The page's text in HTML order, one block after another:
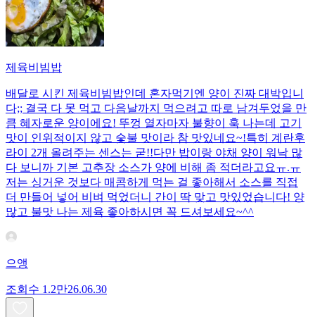
제육비빔밥
배달로 시킨 제육비빔밥인데 혼자먹기엔 양이 진짜 대박입니
다;; 결국 다 못 먹고 다음날까지 먹으려고 따로 남겨두었을 만
큼 혜자로운 양이에요! 뚜껑 열자마자 불향이 훅 나는데 고기
맛이 인위적이지 않고 숯불 맛이라 참 맛있네요~!특히 계란후
라이 2개 올려주는 센스는 굳!! ​다만 밥이랑 야채 양이 워낙 많
다 보니까 기본 고추장 소스가 양에 비해 좀 적더라고요ㅠ.ㅠ
저는 싱거운 것보다 매콤하게 먹는 걸 좋아해서 소스를 직접
더 만들어 넣어 비벼 먹었더니 간이 딱 맞고 맛있었습니다! 양
많고 불맛 나는 제육 좋아하시면 꼭 드셔보세요~^^
으앵
조회수 1.2만26.06.30